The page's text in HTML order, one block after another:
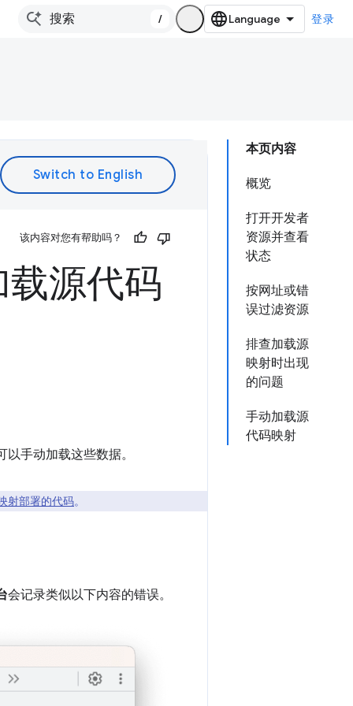
/ 登录
本页内容
概览
打开开发者
资源并查看
状态
按网址或错
误过滤资源
排查加载源
映射时出现
的问题
手动加载源
代码映射
该内容对您有帮助吗？
源代码
手动加载这些数据。
射部署的代码。
会记录类似以下内容的错误。